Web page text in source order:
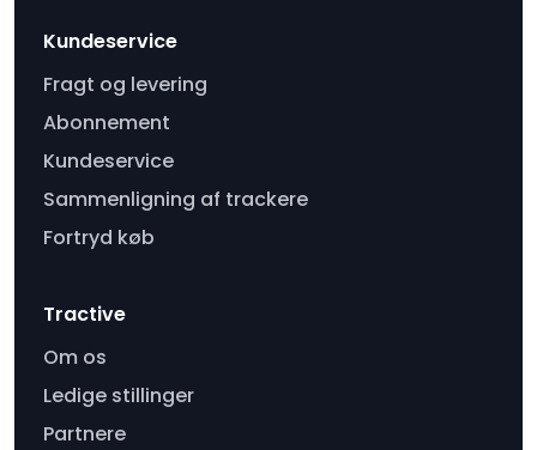
Kundeservice
Fragt og levering
Abonnement
Kundeservice
Sammenligning af trackere
Fortryd køb
Tractive
Om os
Ledige stillinger
Partnere